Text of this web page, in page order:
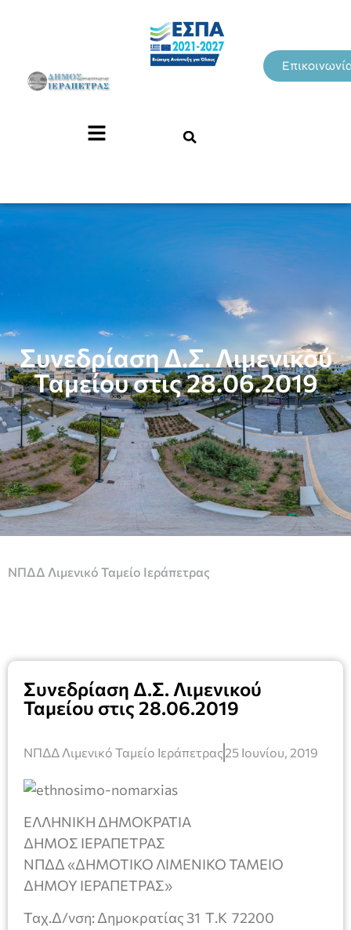
Συνεδρίαση Δ.Σ. Λιμενικού
Ταμείου στις 28.06.2019
ΝΠΔΔ Λιμενικό Ταμείο Ιεράπετρας
Συνεδρίαση Δ.Σ. Λιμενικού
Ταμείου στις 28.06.2019
ΝΠΔΔ Λιμενικό Ταμείο Ιεράπετρας 25 Ιουνίου, 2019
ΕΛΛΗΝΙΚΗ ΔΗΜΟΚΡΑΤΙΑ
ΔΗΜΟΣ ΙΕΡΑΠΕΤΡΑΣ
ΝΠΔΔ «ΔΗΜΟΤΙΚΟ ΛΙΜΕΝΙΚΟ ΤΑΜΕΙΟ
ΔΗΜΟΥ ΙΕΡΑΠΕΤΡΑΣ»
Ταχ.Δ/νση: Δημοκρατίας 31 Τ.Κ 72200